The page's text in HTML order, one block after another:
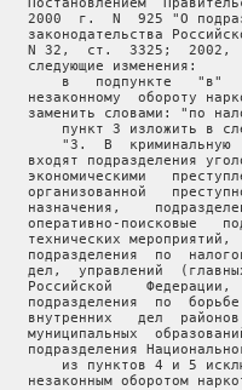
2000  г.  N  925 "О
законодательства
N 32,  ст.  3325;  2002,
   следующие изменения:
в   подпункте   "в"
незаконному  обороту
заменить словами: "по
пункт 3 изложить в
"3.  В  криминальную
входят подразделения
экономическими
организованной
назначения,
оперативно-поисковые
технических мероприятий,
подразделения  по
дел,  управлений
Российской    Федерации,
подразделения  по
внутренних   дел
муниципальных
подразделения
из пунктов 4 и 5
незаконным оборотом